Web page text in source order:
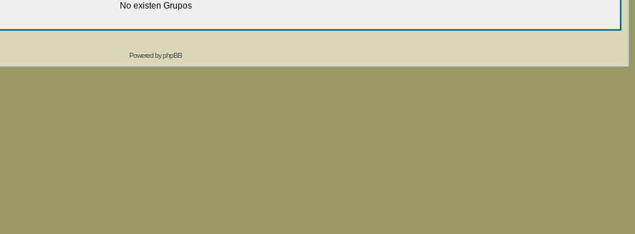
No existen Grupos
Powered byphpBB